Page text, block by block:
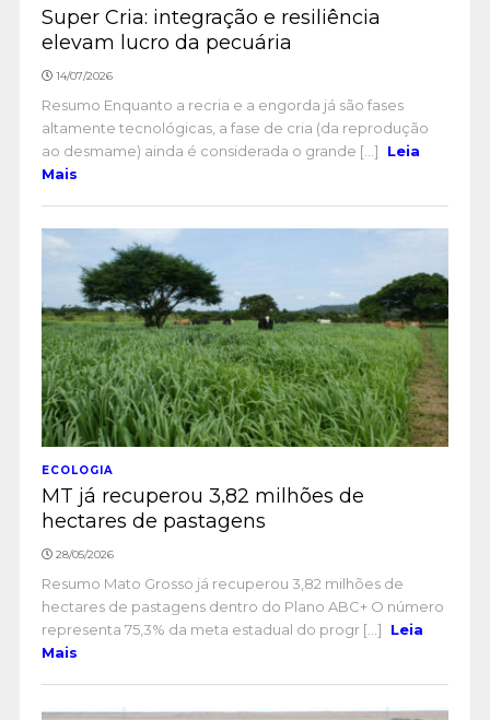
Super Cria: integração e resiliência
elevam lucro da pecuária
14/07/2026
Resumo Enquanto a recria e a engorda já são fases
altamente tecnológicas, a fase de cria (da reprodução
ao desmame) ainda é considerada o grande [...]
Leia
Mais
ECOLOGIA
MT já recuperou 3,82 milhões de
hectares de pastagens
28/05/2026
Resumo Mato Grosso já recuperou 3,82 milhões de
hectares de pastagens dentro do Plano ABC+ O número
representa 75,3% da meta estadual do progr [...]
Leia
Mais